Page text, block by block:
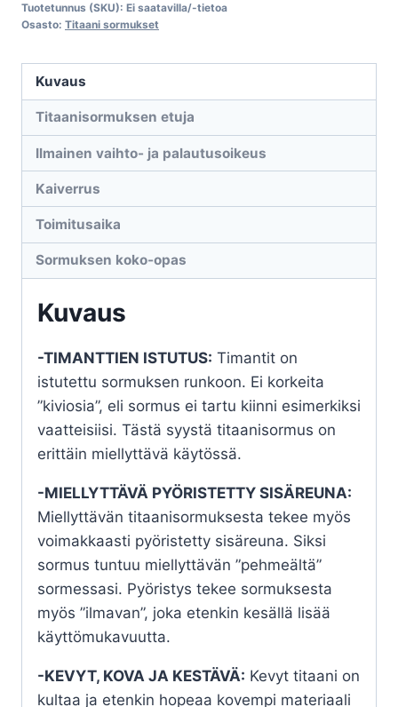
määrä
Tuotetunnus (SKU): Ei saatavilla/-tietoa
Osasto: Titaani sormukset
Kuvaus
Titaanisormuksen etuja
Ilmainen vaihto- ja palautusoikeus
Kaiverrus
Toimitusaika
Sormuksen koko-opas
Kuvaus
-TIMANTTIEN ISTUTUS: Timantit on
istutettu sormuksen runkoon. Ei korkeita
”kiviosia”, eli sormus ei tartu kiinni esimerkiksi
vaatteisiisi. Tästä syystä titaanisormus on
erittäin miellyttävä käytössä.
-MIELLYTTÄVÄ PYÖRISTETTY SISÄREUNA:
Miellyttävän titaanisormuksesta tekee myös
voimakkaasti pyöristetty sisäreuna. Siksi
sormus tuntuu miellyttävän ”pehmeältä”
sormessasi. Pyöristys tekee sormuksesta
myös ”ilmavan”, joka etenkin kesällä lisää
käyttömukavuutta.
-KEVYT, KOVA JA KESTÄVÄ: Kevyt titaani on
kultaa ja etenkin hopeaa kovempi materiaali